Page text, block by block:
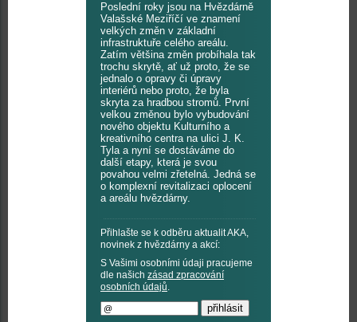
Poslední roky jsou na Hvězdárně
Valašské Meziříčí ve znamení
velkých změn v základní
infrastruktuře celého areálu.
Zatím většina změn probíhala tak
trochu skrytě, ať už proto, že se
jednalo o opravy či úpravy
interiérů nebo proto, že byla
skryta za hradbou stromů. První
velkou změnou bylo vybudování
nového objektu Kulturního a
kreativního centra na ulici J. K.
Tyla a nyní se dostáváme do
další etapy, která je svou
povahou velmi zřetelná. Jedná se
o komplexní revitalizaci oplocení
a areálu hvězdárny.
Přihlašte se k odběru aktualit AKA,
novinek z hvězdárny a akcí:
S Vašimi osobními údaji pracujeme
dle našich zásad zpracování
osobních údajů.